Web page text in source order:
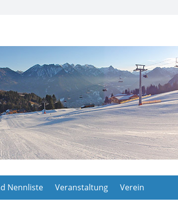
Nennliste Veranstaltung Verein